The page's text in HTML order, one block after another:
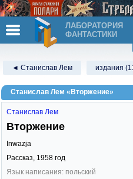
ЛАБОРАТОРИЯ
ФАНТАСТИКИ
◄ Станислав Лем издания
Станислав Лем «Вторжение»
Станислав Лем
Вторжение
Inwazja
Рассказ, 1958 год
Язык написания: польский